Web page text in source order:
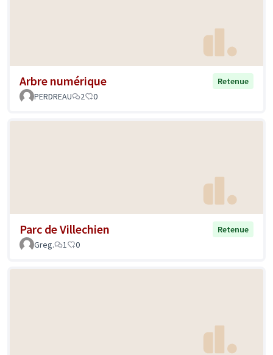
Arbre numérique
Retenue
PERDREAU
2 0
Parc de Villechien
Retenue
Greg.
1 0